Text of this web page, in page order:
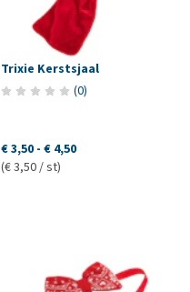
Trixie Kerstsjaal
(0)
€ 3,50 - € 4,50
(€ 3,50 / st)